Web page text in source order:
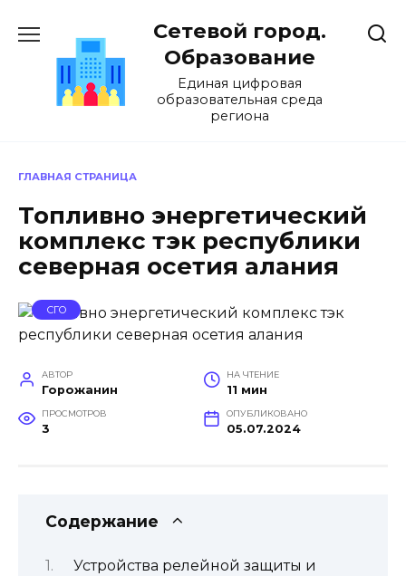
содержанию
Сетевой город.
Образование
Единая цифровая
образовательная среда
региона
ГЛАВНАЯ СТРАНИЦА
Топливно энергетический
комплекс тэк республики
северная осетия алания
СГО
АВТОР
Горожанин
НА ЧТЕНИЕ
11 мин
ПРОСМОТРОВ
3
ОПУБЛИКОВАНО
05.07.2024
Содержание
Устройства релейной защиты и